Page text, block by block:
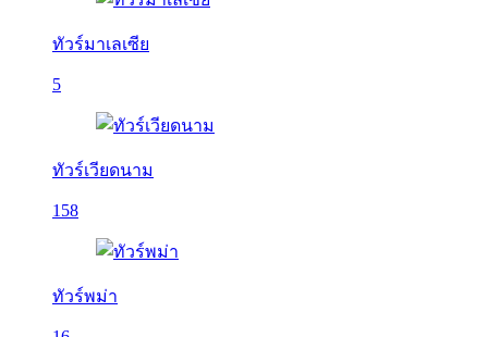
ทัวร์มาเลเซีย
5
ทัวร์เวียดนาม
158
ทัวร์พม่า